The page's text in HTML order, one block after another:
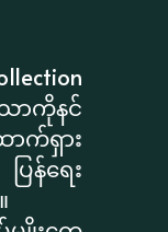
ာကိုနင်
က်ရှား
န်ရေး